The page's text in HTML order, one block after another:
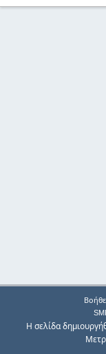
Η σελίδα